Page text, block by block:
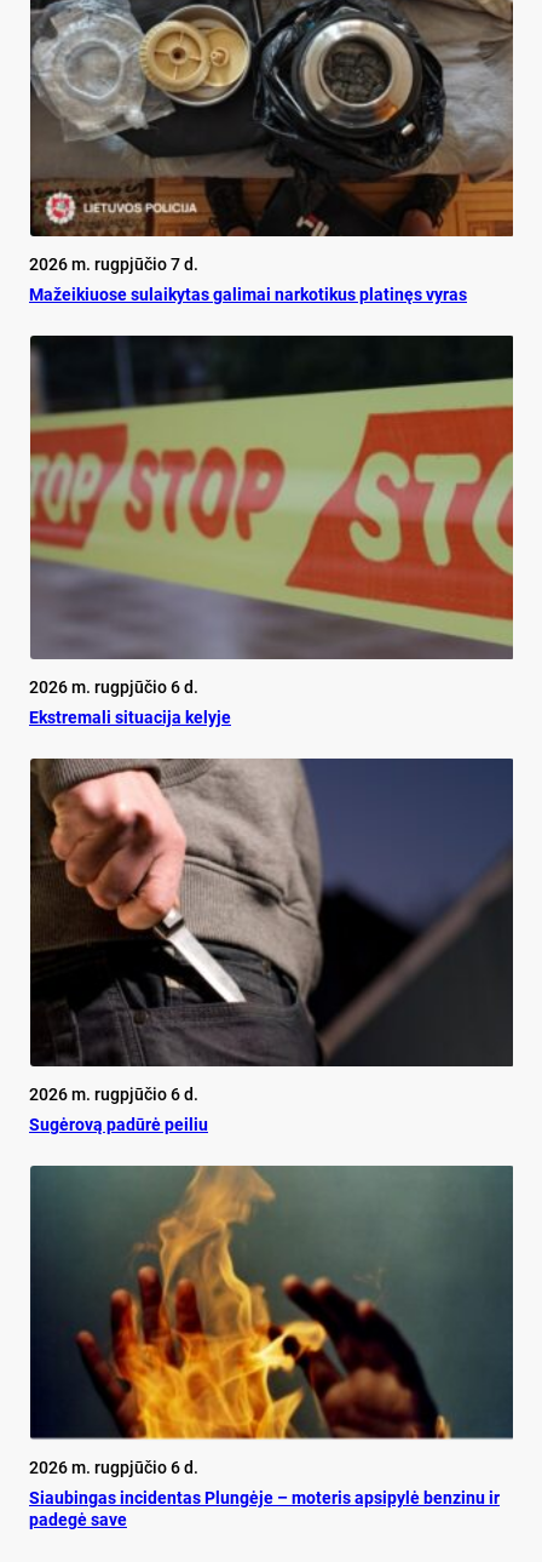
2026 m. rugpjūčio 7 d.
Mažeikiuose sulaikytas galimai narkotikus platinęs vyras
2026 m. rugpjūčio 6 d.
Ekst­re­ma­li si­tua­ci­ja ke­ly­je
2026 m. rugpjūčio 6 d.
Su­gė­ro­vą pa­dū­rė pei­liu
2026 m. rugpjūčio 6 d.
Siau­bin­gas in­ci­den­tas Plun­gė­je – mo­te­ris ap­si­py­lė ben­zi­nu ir
pa­de­gė sa­ve